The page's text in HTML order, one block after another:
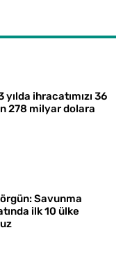
yılda ihracatımızı 36
278 milyar dolara
Savunma
ilk 10 ülke